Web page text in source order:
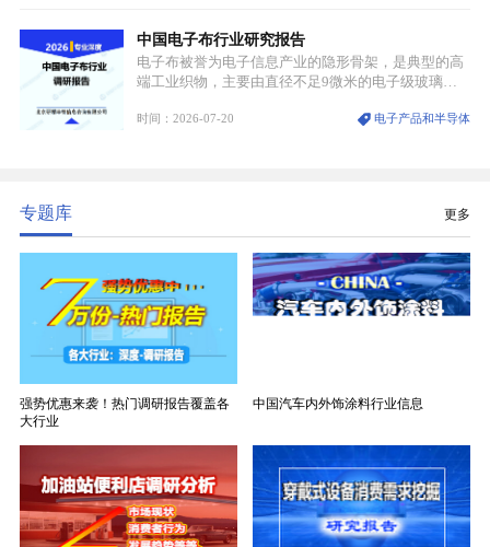
业。
中国电子布行业研究报告
电子布被誉为电子信息产业的隐形骨架，是典型的高
端工业织物，主要由直径不足9微米的电子级玻璃纤
生产制造过程中不可或缺的核心基材。电子布具备高
时间：2026-07-20 电子产品和半导体
专题库 更多
强势优惠来袭！热门调研报告覆盖各
大行业
中国汽车内外饰涂料行业信息